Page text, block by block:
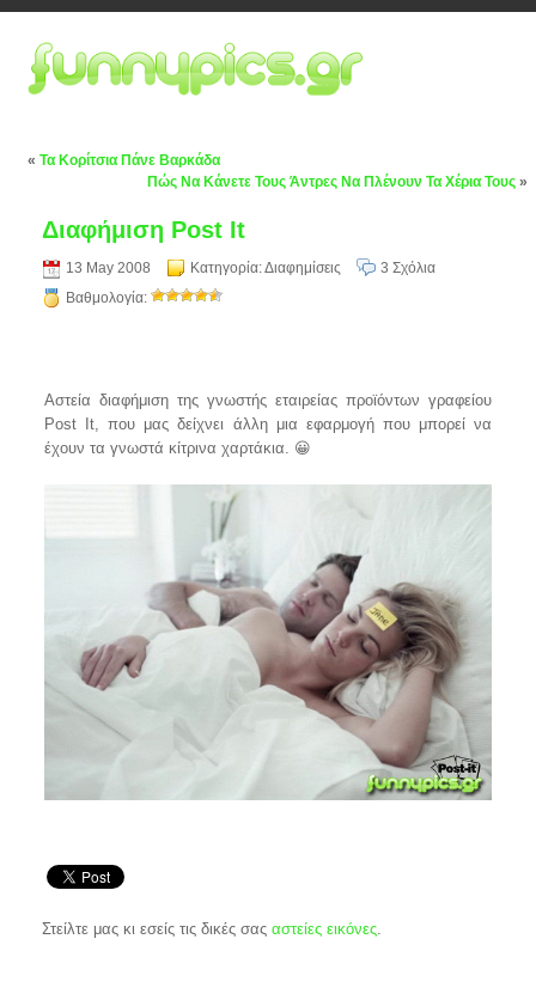
« Τα Κορίτσια Πάνε Βαρκάδα
Πώς Να Κάνετε Τους Άντρες Να Πλένουν Τα Χέρια Τους »
Διαφήμιση Post It
13 May 2008 Κατηγορία:Διαφημίσεις
3 Σχόλια
Βαθμολογία:
Αστεία διαφήμιση της γνωστής εταιρείας προϊόντων γραφείου
Post It, που μας δείχνει άλλη μια εφαρμογή που μπορεί να
έχουν τα γνωστά κίτρινα χαρτάκια. 😀
Στείλτε μας κι εσείς τις δικές σαςαστείες εικόνες.